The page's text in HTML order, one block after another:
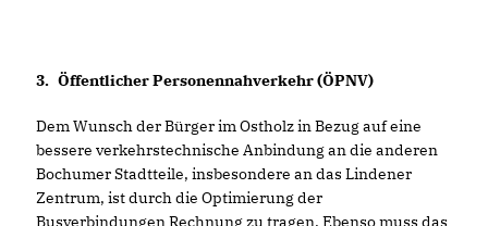
3. Öffentlicher Personennahverkehr (ÖPNV)
Dem Wunsch der Bürger im Ostholz in Bezug auf eine
bessere verkehrstechnische Anbindung an die anderen
Bochumer Stadtteile, insbesondere an das Lindener
Zentrum, ist durch die Optimierung der
Busverbindungen Rechnung zu tragen. Ebenso muss das